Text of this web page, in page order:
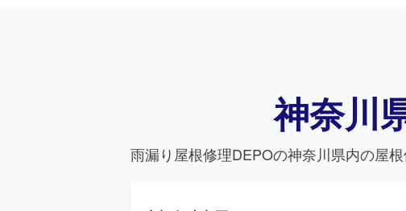
神奈川
雨漏り屋根修理DEPOの神奈川県内の屋根